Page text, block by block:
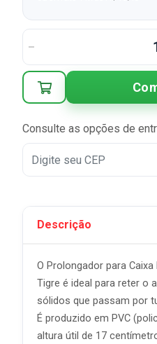
Consulte as opções de
Descrição
O Prolongador para
Tigre é ideal para reter o
sólidos que passam por
É produzido em PVC
altura útil de 17